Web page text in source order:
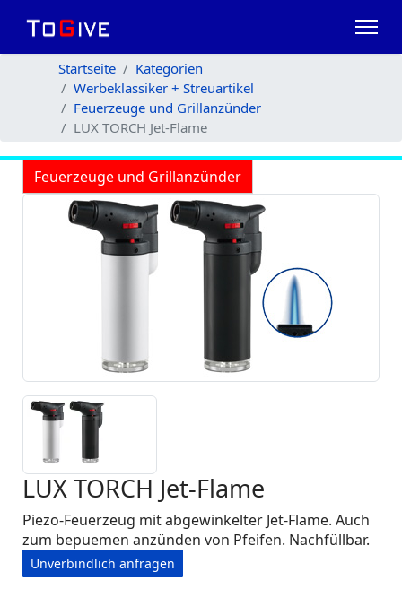
Startseite
Kategorien
Werbeklassiker + Streuartikel
Feuerzeuge und Grillanzünder
LUX TORCH Jet-Flame
Feuerzeuge und Grillanzünder
LUX TORCH Jet-Flame
Piezo-Feuerzeug mit abgewinkelter Jet-Flame. Auch
zum bepuemen anzünden von Pfeifen. Nachfüllbar.
Unverbindlich anfragen